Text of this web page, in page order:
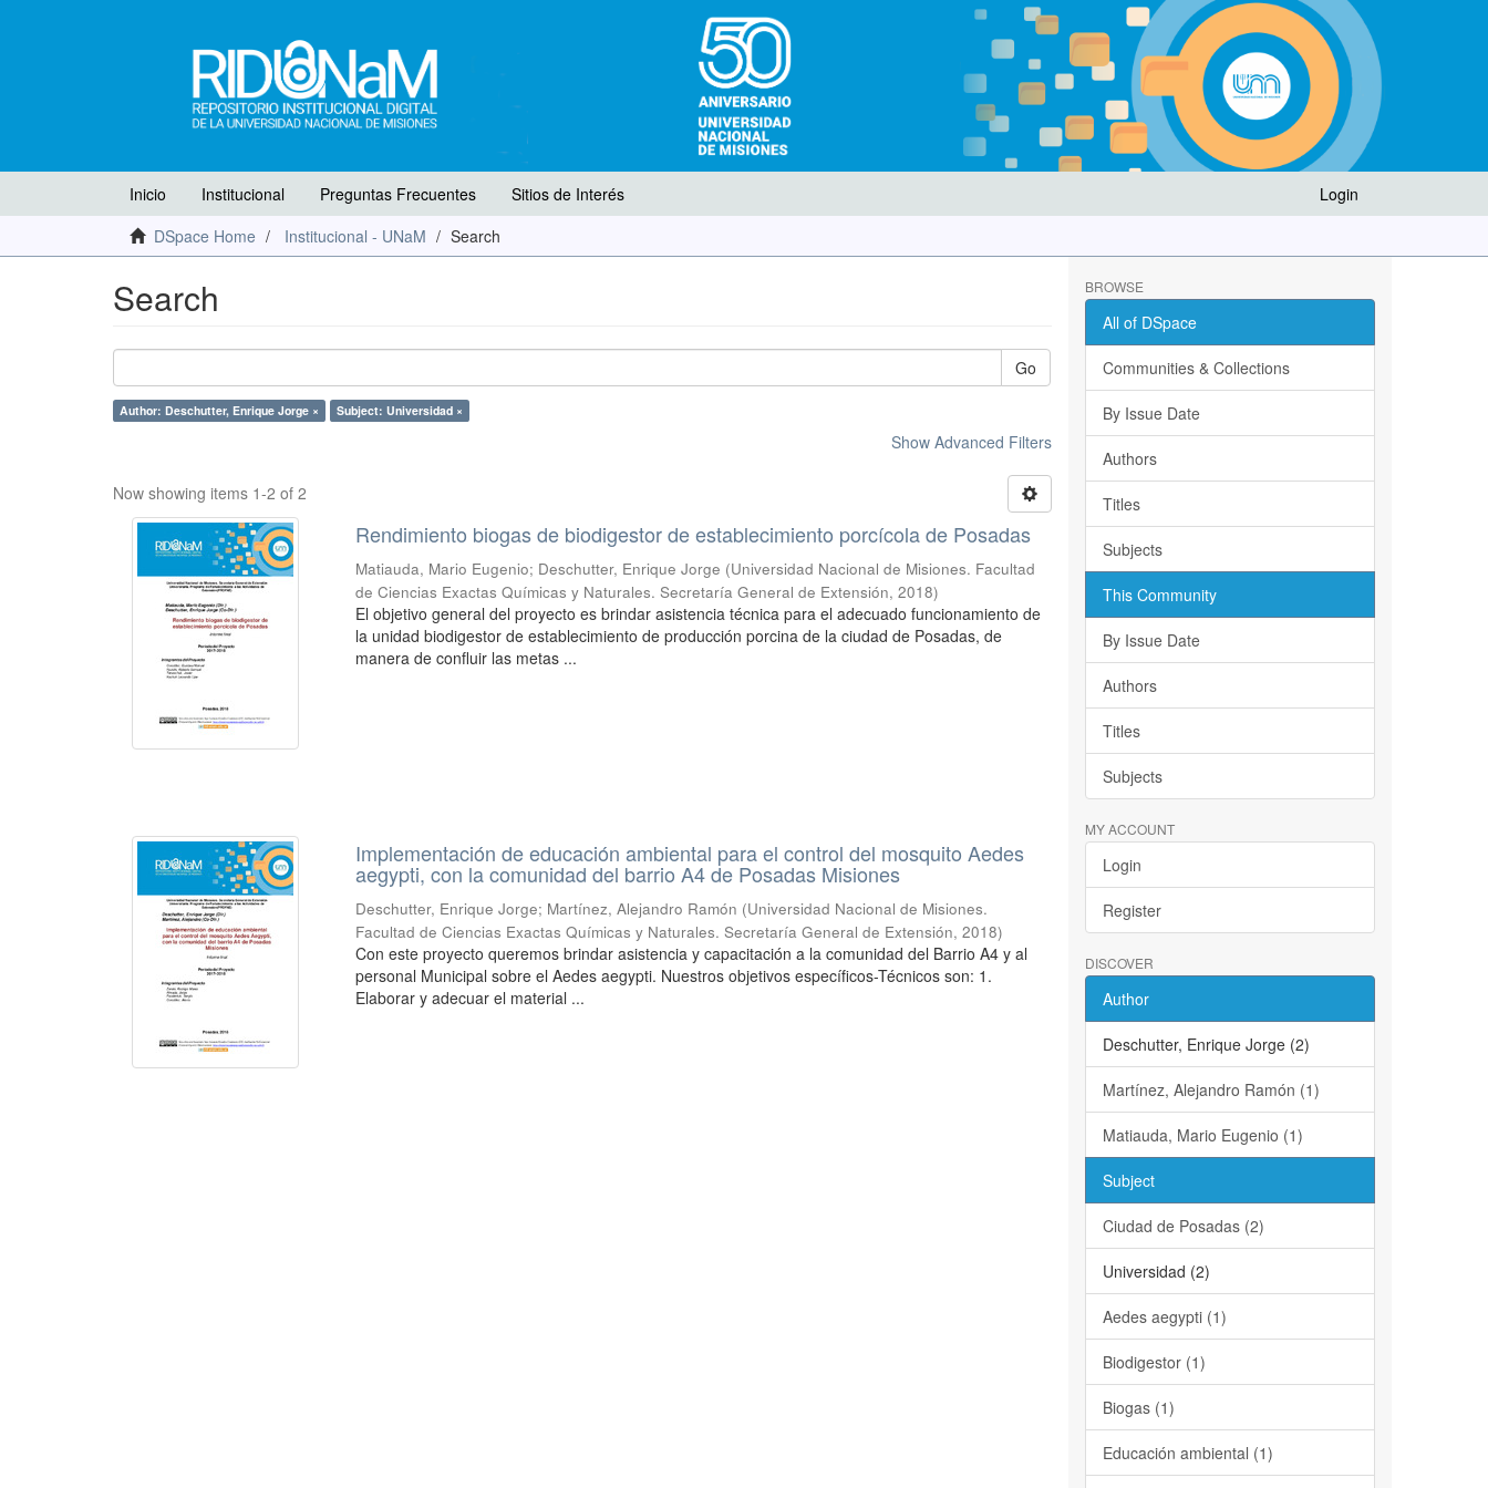
Login
Inicio Institucional Preguntas Frecuentes
Sitios de Interés
DSpace Home
Institucional - UNaM Search
Search
Go
Author: Deschutter, Enrique Jorge × Subject: Universidad ×
Show Advanced Filters
Now showing items 1-2 of 2
Rendimiento biogas de biodigestor de establecimiento porcícola de Posadas
Matiauda, Mario Eugenio; Deschutter, Enrique Jorge (Universidad Nacional de Misiones. Facultad
de Ciencias Exactas Químicas y Naturales. Secretaría General de Extensión,2018)
El objetivo general del proyecto es brindar asistencia técnica para el adecuado funcionamiento de
la unidad biodigestor de establecimiento de producción porcina de la ciudad de Posadas, de
manera de confluir las metas ...
Implementación de educación ambiental para el control del mosquito Aedes
aegypti, con la comunidad del barrio A4 de Posadas Misiones
Deschutter, Enrique Jorge; Martínez, Alejandro Ramón (Universidad Nacional de Misiones.
Facultad de Ciencias Exactas Químicas y Naturales. Secretaría General de Extensión,2018)
Con este proyecto queremos brindar asistencia y capacitación a la comunidad del Barrio A4 y al
personal Municipal sobre el Aedes aegypti. Nuestros objetivos específicos-Técnicos son: 1.
Elaborar y adecuar el material ...
BROWSE
All of DSpace
Communities & Collections
By Issue Date
Authors
Titles
Subjects
This Community
By Issue Date
Authors
Titles
Subjects
MY ACCOUNT
Login
Register
DISCOVER
Author
Deschutter, Enrique Jorge (2)
Martínez, Alejandro Ramón (1)
Matiauda, Mario Eugenio (1)
Subject
Ciudad de Posadas (2)
Universidad (2)
Aedes aegypti (1)
Biodigestor (1)
Biogas (1)
Educación ambiental (1)